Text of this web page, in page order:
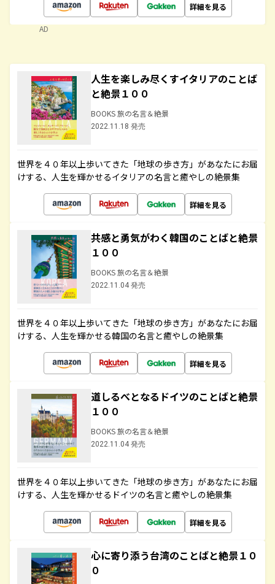
詳細を見る
AD
人生を楽しみ尽くすイタリアのことば
と絶景１００
BOOKS 旅の名言＆絶景
2022.11.18 発売
世界を４０年以上歩いてきた「地球の歩き方」があなたにお届
けする、人生を輝かせるイタリアの名言と癒やしの絶景集
詳細を見る
共感と勇気がわく韓国のことばと絶景
１００
BOOKS 旅の名言＆絶景
2022.11.04 発売
世界を４０年以上歩いてきた「地球の歩き方」があなたにお届
けする、人生を輝かせる韓国の名言と癒やしの絶景集
詳細を見る
道しるべとなるドイツのことばと絶景
１００
BOOKS 旅の名言＆絶景
2022.11.04 発売
世界を４０年以上歩いてきた「地球の歩き方」があなたにお届
けする、人生を輝かせるドイツの名言と癒やしの絶景集
詳細を見る
心に寄り添う台湾のことばと絶景１０
０